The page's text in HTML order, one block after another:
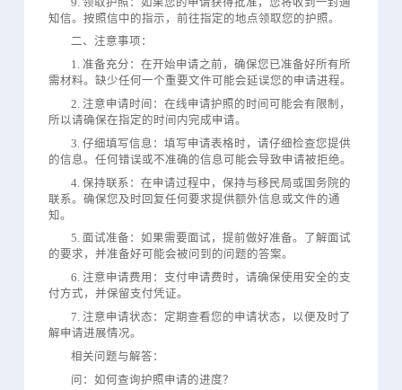
知信。按照信中的指示，前往指定的地点领取您的护照。
二、注意事项：
1. 准备充分：在开始申请之前，确保您已准备好所有所
需材料。缺少任何一个重要文件可能会延误您的申请进程。
2. 注意申请时间：在线申请护照的时间可能会有限制，
所以请确保在指定的时间内完成申请。
3. 仔细填写信息：填写申请表格时，请仔细检查您提供
的信息。任何错误或不准确的信息可能会导致申请被拒绝。
4. 保持联系：在申请过程中，保持与移民局或国务院的
联系。确保您及时回复任何要求提供额外信息或文件的通
知。
5. 面试准备：如果需要面试，提前做好准备。了解面试
的要求，并准备好可能会被问到的问题的答案。
6. 注意申请费用：支付申请费时，请确保使用安全的支
付方式，并保留支付凭证。
7. 注意申请状态：定期查看您的申请状态，以便及时了
解申请进展情况。
相关问题与解答：
问：如何查询护照申请的进度？